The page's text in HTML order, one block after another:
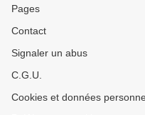
Pages
Contact
Signaler un abus
C.G.U.
Cookies et données